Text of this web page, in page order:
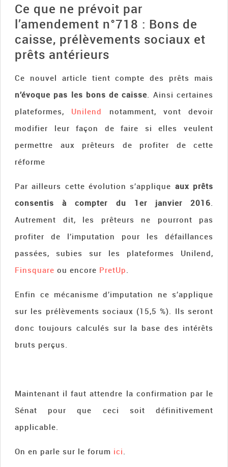
Ce que ne prévoit par
l’amendement n°718 : Bons de
caisse, prélèvements sociaux et
prêts antérieurs
Ce nouvel article tient compte des prêts mais
n’évoque pas les bons de caisse. Ainsi certaines
plateformes, Unilend
notamment, vont devoir
modifier leur façon de faire si elles veulent
permettre aux prêteurs de profiter de cette
réforme
Par ailleurs cette évolution s’applique aux prêts
consentis à compter du 1er janvier 2016.
Autrement dit, les prêteurs ne pourront pas
profiter de l’imputation pour les défaillances
passées, subies sur les plateformes Unilend,
Finsquare ou encore PretUp.
Enfin ce mécanisme d’imputation ne s’applique
sur les prélèvements sociaux (15,5 %). Ils seront
donc toujours calculés sur la base des intérêts
bruts perçus.
Maintenant il faut attendre la confirmation par le
Sénat pour que ceci soit définitivement
applicable.
On en parle sur le forum ici.